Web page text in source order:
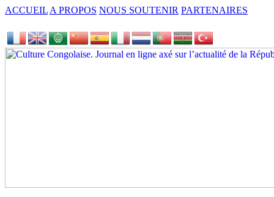
ACCUEIL A PROPOS NOUS SOUTENIR PARTENAIRES